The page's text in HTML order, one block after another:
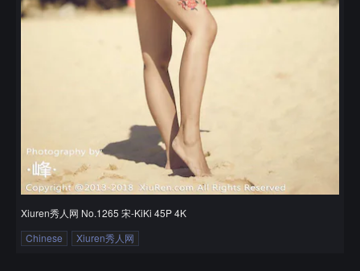
Xiuren秀人网 No.1265 宋-KiKi 45P 4K
Chinese
Xiuren秀人网